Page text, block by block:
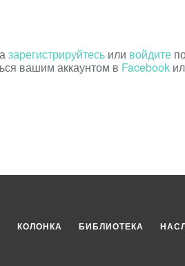
зарегистрируйтесь или войдите
вашим аккаунтом в Facebook
КОЛОНКА БИБЛИОТЕКА